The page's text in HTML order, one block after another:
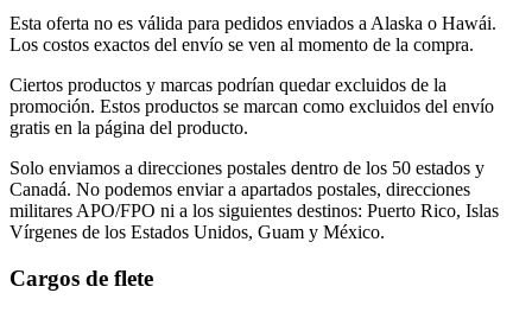
Esta oferta no es válida para pedidos enviados a Alaska o Hawái.
Los costos exactos del envío se ven al momento de la compra.
Ciertos productos y marcas podrían quedar excluidos de la
promoción. Estos productos se marcan como excluidos del envío
gratis en la página del producto.
Solo enviamos a direcciones postales dentro de los 50 estados y
Canadá. No podemos enviar a apartados postales, direcciones
militares APO/FPO ni a los siguientes destinos: Puerto Rico, Islas
Vírgenes de los Estados Unidos, Guam y México.
Cargos de flete